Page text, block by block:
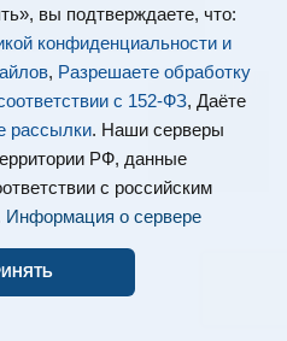
вы подтверждаете, что:
конфиденциальности и
, Разрешаете обработку
с 152-ФЗ, Даёте
рассылки. Наши серверы
РФ, данные
с российским
Информация о сервере